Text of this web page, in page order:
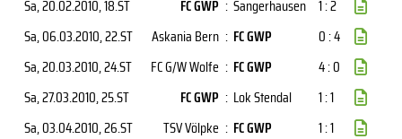
Sa, 20.02.2010, 18.ST FC GWP : Sangerhausen 1 : 2
Sa, 06.03.2010, 22.ST Askania Bern : FC GWP
0 : 4
Sa, 20.03.2010, 24.ST FC G/W Wolfe : FC GWP
4 : 0
Sa, 27.03.2010, 25.ST FC GWP : Lok Stendal
1 : 1
Sa, 03.04.2010, 26.ST TSV Völpke : FC GWP
1 : 1